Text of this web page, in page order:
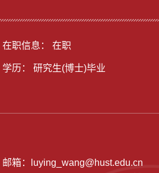
在职信息： 在职
学历： 研究生(博士)毕业
邮箱： luying_wang@hust.edu.cn